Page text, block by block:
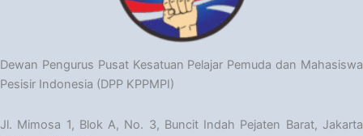
Dewan Pengurus Pusat Kesatuan Pelajar Pemuda dan Mahasiswa
Pesisir Indonesia (DPP KPPMPI)
Jl. Mimosa 1, Blok A, No. 3, Buncit Indah Pejaten Barat, Jakarta